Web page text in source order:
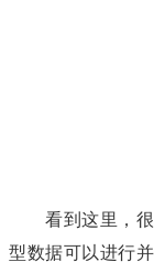
看到这里，很
型数据可以进行